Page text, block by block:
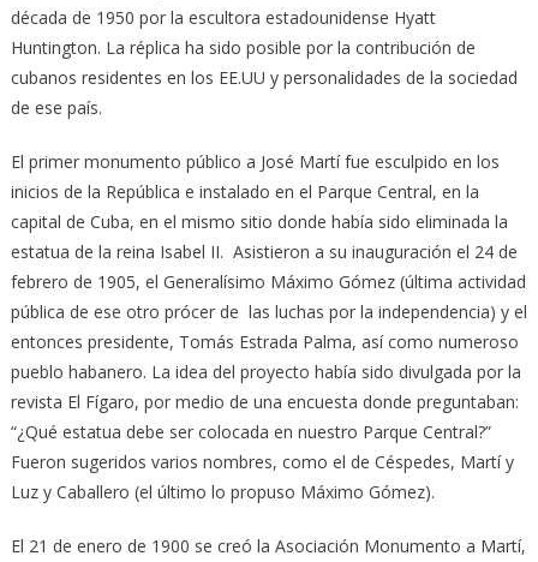
década de 1950 por la escultora estadounidense Hyatt
Huntington. La réplica ha sido posible por la contribución de
cubanos residentes en los EE.UU y personalidades de la sociedad
de ese país.
El primer monumento público a José Martí fue esculpido en los
inicios de la República e instalado en el Parque Central, en la
capital de Cuba, en el mismo sitio donde había sido eliminada la
estatua de la reina Isabel II. Asistieron a su inauguración el 24 de
febrero de 1905, el Generalísimo Máximo Gómez (última actividad
pública de ese otro prócer de las luchas por la independencia) y el
entonces presidente, Tomás Estrada Palma, así como numeroso
pueblo habanero. La idea del proyecto había sido divulgada por la
revista El Fígaro, por medio de una encuesta donde preguntaban:
“¿Qué estatua debe ser colocada en nuestro Parque Central?”
Fueron sugeridos varios nombres, como el de Céspedes, Martí y
Luz y Caballero (el último lo propuso Máximo Gómez).
El 21 de enero de 1900 se creó la Asociación Monumento a Martí,